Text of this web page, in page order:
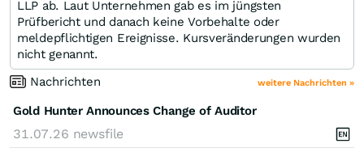
LLP ab. Laut Unternehmen gab es im jüngsten
Prüfbericht und danach keine Vorbehalte oder
meldepflichtigen Ereignisse. Kursveränderungen wurden
nicht genannt.
Nachrichten
weitere Nachrichten »
Gold Hunter Announces Change of Auditor
31.07.26 newsfile